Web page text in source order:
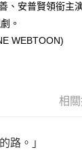
提供之「AFTEE先享
個人資料，並將交易
定代理人或監護人之
申辦者引起之損失
有額度不足之情形，
上)免運費
、安普賢領銜主
。
WEBTOON)
相
路。」